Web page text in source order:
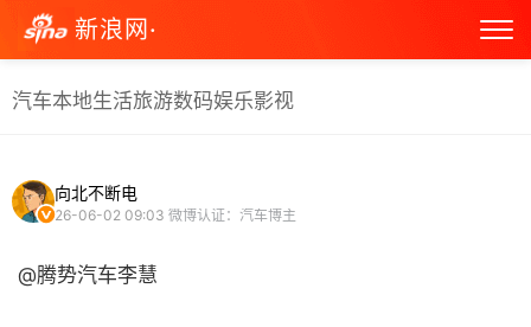
新浪网·
汽车本地生活旅游数码娱乐影视
向北不断电
26-06-02 09:03 微博认证：汽车博主
@腾势汽车李慧